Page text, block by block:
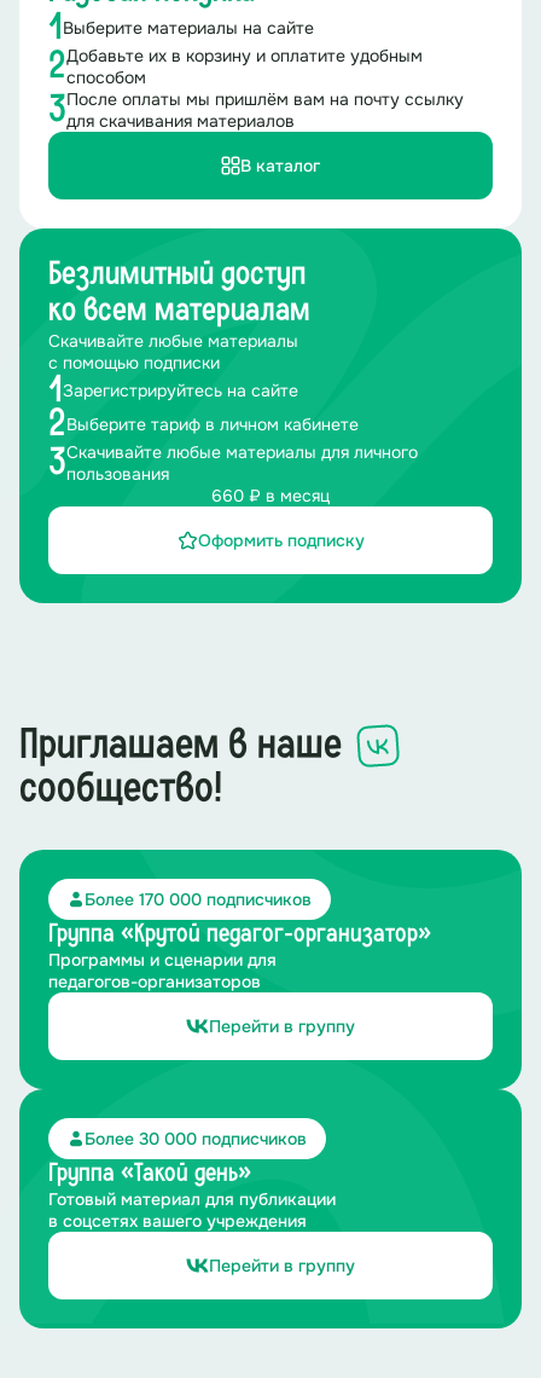
1 Выберите материалы на сайте
2Добавьте их в корзину и оплатите удобным
способом
3После оплаты мы пришлём вам на почту ссылку
для скачивания материалов
В каталог
Безлимитный доступ
ко всем материалам
Скачивайте любые материалы
с помощью подписки
1 Зарегистрируйтесь на сайте
2Выберите тариф в личном кабинете
3Скачивайте любые материалы для личного
пользования
660 ₽ в месяц
Оформить подписку
Приглашаем в наше
сообщество!
Более 170 000 подписчиков
Группа «Крутой педагог-организатор»
Программы и сценарии для
педагогов-организаторов
Перейти в группу
Более 30 000 подписчиков
Группа «Такой день»
Готовый материал для публикации
в соцсетях вашего учреждения
Перейти в группу